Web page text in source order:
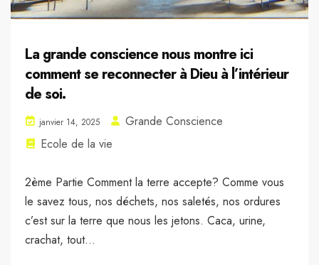
La grande conscience nous montre ici
comment se reconnecter à Dieu à l’intérieur
de soi.
janvier 14, 2025
Grande Conscience
Ecole de la vie
2ème Partie Comment la terre accepte? Comme vous
le savez tous, nos déchets, nos saletés, nos ordures
c’est sur la terre que nous les jetons. Caca, urine,
crachat, tout...